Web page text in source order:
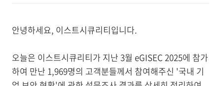
안녕하세요, 이스트시큐리티입니다.
오늘은 이스트시큐리티가 지난 3월 eGISEC 2025에 참가
하여 만난 1,969명의 고객분들께서 참여해주신 '국내 기